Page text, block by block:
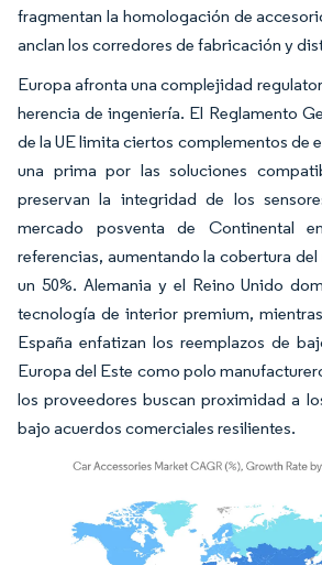
fragmentan la homologación de
anclan los corredores de fabricación y
Europa afronta una complejidad
herencia de ingeniería. El Reglamento
de la UE limita ciertos complementos de
una prima por las soluciones
preservan la integridad de los
mercado posventa de Continental
referencias, aumentando la cobertura
un 50%. Alemania y el Reino Unido
tecnología de interior premium,
España enfatizan los reemplazos de
Europa del Este como polo
los proveedores buscan proximidad a
bajo acuerdos comerciales resilientes.